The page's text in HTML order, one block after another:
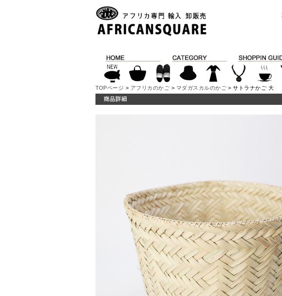
TOPページ > アフリカのかご > マダガスカルのかご > サトラナかご 大